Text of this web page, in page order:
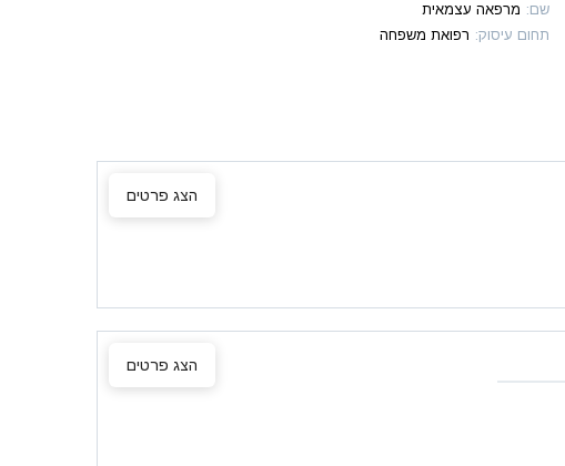
שם: מרפאה עצמאית
תחום עיסוק: רפואת משפחה
הצג פרטים
הצג פרטים